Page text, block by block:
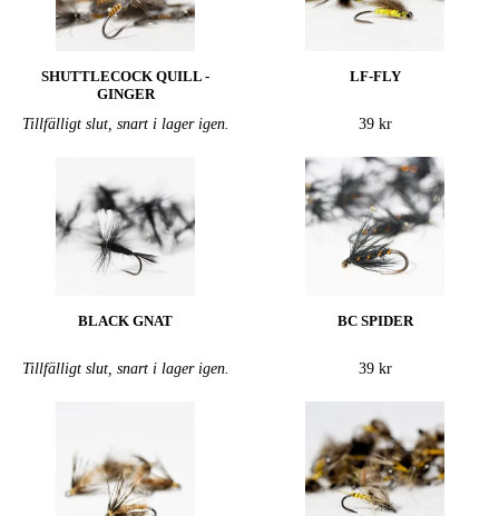
SHUTTLECOCK QUILL -
GINGER
Tillfälligt slut, snart i lager igen.
LF-FLY
39 kr
BLACK GNAT
Tillfälligt slut, snart i lager igen.
BC SPIDER
39 kr